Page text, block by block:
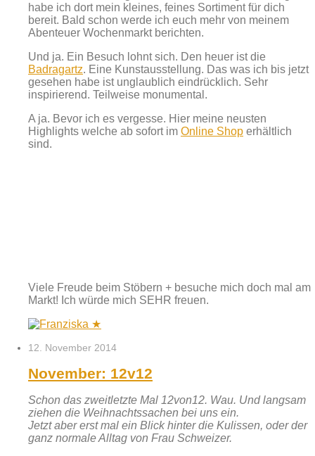
habe ich dort mein kleines, feines Sortiment für dich
bereit. Bald schon werde ich euch mehr von meinem
Abenteuer Wochenmarkt berichten.
Und ja. Ein Besuch lohnt sich. Den heuer ist die
Badragartz. Eine Kunstausstellung. Das was ich bis jetzt
gesehen habe ist unglaublich eindrücklich. Sehr
inspirierend. Teilweise monumental.
A ja. Bevor ich es vergesse. Hier meine neusten
Highlights welche ab sofort im Online Shop erhältlich
sind.
Viele Freude beim Stöbern + besuche mich doch mal am
Markt! Ich würde mich SEHR freuen.
12. November 2014
November: 12v12
Schon das zweitletzte Mal 12von12. Wau. Und langsam
ziehen die Weihnachtssachen bei uns ein.
Jetzt aber erst mal ein Blick hinter die Kulissen, oder der
ganz normale Alltag von Frau Schweizer.